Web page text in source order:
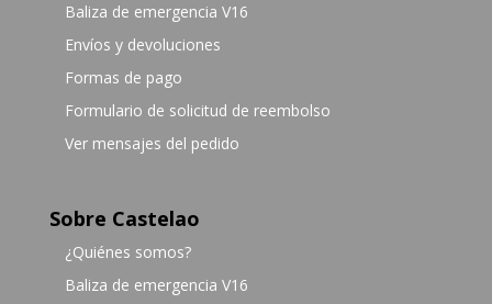
Baliza de emergencia V16
Envíos y devoluciones
Formas de pago
Formulario de solicitud de reembolso
Ver mensajes del pedido
Sobre Castelao
¿Quiénes somos?
Baliza de emergencia V16